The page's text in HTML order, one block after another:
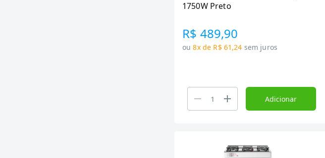
1750W Preto
R$ 489,90
ou 8x de R$ 61,24 sem juros
Adicionar